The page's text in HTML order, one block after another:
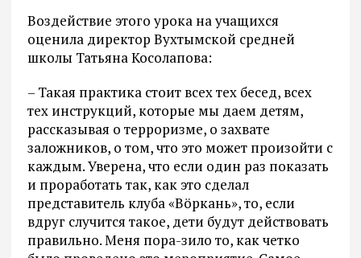
Воздействие этого урока на учащихся
оценила директор Вухтымской средней
школы Татьяна Косолапова:
– Такая практика стоит всех тех бесед, всех
тех инструкций, которые мы даем детям,
рассказывая о терроризме, о захвате
заложников, о том, что это может произойти с
каждым. Уверена, что если один раз показать
и проработать так, как это сделал
представитель клуба «Вöркань», то, если
вдруг случится такое, дети будут действовать
правильно. Меня пора-зило то, как четко